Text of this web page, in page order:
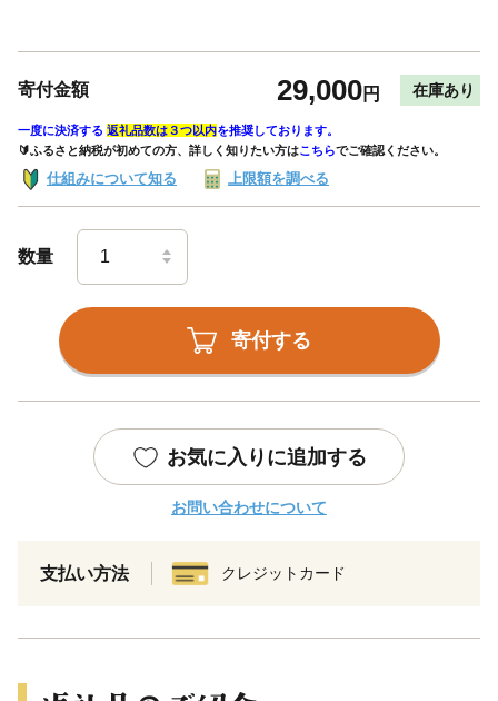
寄付金額 29,000円 在庫あり
一度に決済する 返礼品数は３つ以内を推奨しております。
🔰ふるさと納税が初めての方、詳しく知りたい方はこちらでご確認ください。
仕組みについて知る 上限額を調べる
数量
寄付する
お気に入りに追加する
お問い合わせについて
支払い方法 クレジットカード